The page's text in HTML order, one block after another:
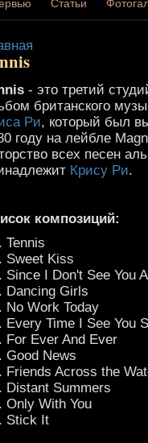
Статьи
- это третий
британского
Ри, который был
году на лейбле
всех песен
Крису Ри.
композиций:
Tennis
Sweet Kiss
Since I Don't See You
Dancing Girls
No Work Today
Every Time I See You
For Ever And Ever
Good News
Friends Across the
Distant Summers
Only With You
Stick It